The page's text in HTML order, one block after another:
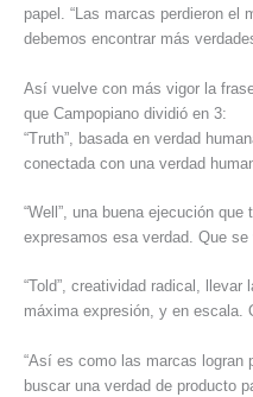
papel. “Las marcas perdieron el
debemos encontrar más
Así vuelve con más vigor la
que Campopiano dividió en 3:
“Truth”, basada en verdad
conectada con una verdad
“Well”, una buena ejecución
expresamos esa verdad. Que se
“Told”, creatividad radical,
máxima expresión, y en escala.
“Así es como las marcas logran
buscar una verdad de producto